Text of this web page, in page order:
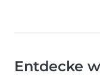
Entdecke